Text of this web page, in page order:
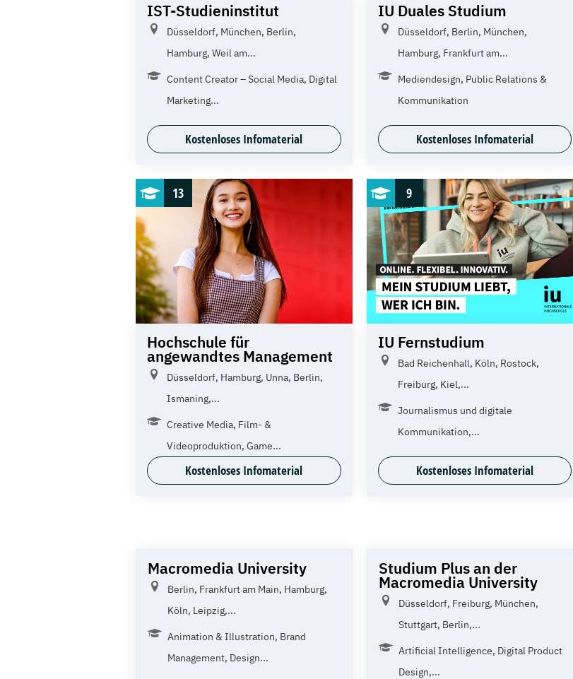
IST-Studieninstitut
Düsseldorf, München, Berlin,
Hamburg, Weil am...
Content Creator – Social Media, Digital
Marketing...
Kostenloses Infomaterial
IU Duales Studium
Düsseldorf, Berlin, München,
Hamburg, Frankfurt am...
Mediendesign, Public Relations &
Kommunikation
Kostenloses Infomaterial
13
Hochschule für
angewandtes Management
Düsseldorf, Hamburg, Unna, Berlin,
Ismaning,...
Creative Media, Film- &
Videoproduktion, Game...
Kostenloses Infomaterial
9
IU Fernstudium
Bad Reichenhall, Köln, Rostock,
Freiburg, Kiel,...
Journalismus und digitale
Kommunikation,...
Kostenloses Infomaterial
Macromedia University
Berlin, Frankfurt am Main, Hamburg,
Köln, Leipzig,...
Animation & Illustration, Brand
Management, Design...
Studium Plus an der
Macromedia University
Düsseldorf, Freiburg, München,
Stuttgart, Berlin,...
Artificial Intelligence, Digital Product
Design,...